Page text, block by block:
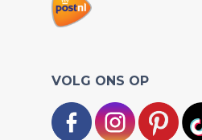
VOLG ONS OP